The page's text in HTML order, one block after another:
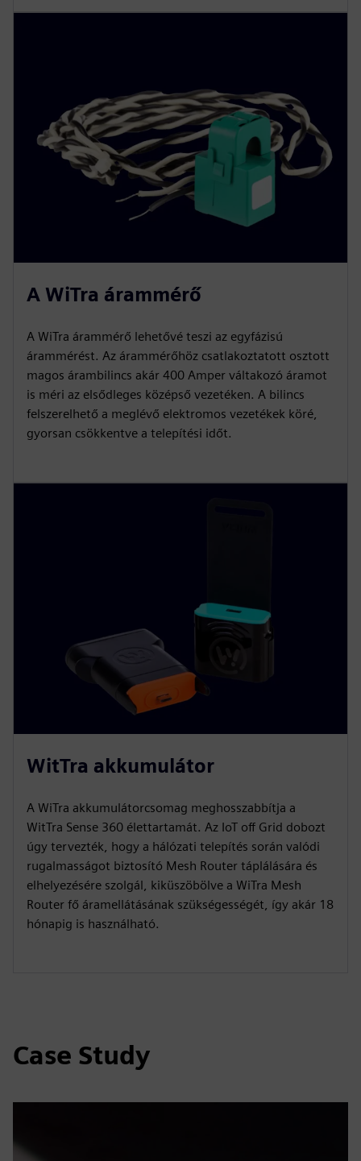
A WiTra árammérő
A WiTra árammérő lehetővé teszi az egyfázisú
árammérést. Az árammérőhöz csatlakoztatott osztott
magos árambilincs akár 400 Amper váltakozó áramot
is méri az elsődleges középső vezetéken. A bilincs
felszerelhető a meglévő elektromos vezetékek köré,
gyorsan csökkentve a telepítési időt.
WitTra akkumulátor
A WiTra akkumulátorcsomag meghosszabbítja a
WitTra Sense 360 élettartamát. Az IoT off Grid dobozt
úgy tervezték, hogy a hálózati telepítés során valódi
rugalmasságot biztosító Mesh Router táplálására és
elhelyezésére szolgál, kiküszöbölve a WiTra Mesh
Router fő áramellátásának szükségességét, így akár 18
hónapig is használható.
Case Study